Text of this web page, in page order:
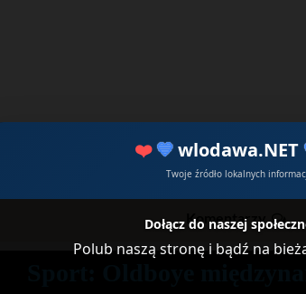
❤️ 💙wlodawa.NET
Twoje źródło lokalnych
Dołącz do naszej
Polub naszą stronę i bądź na
Komentarzy
Sport: Oldboye